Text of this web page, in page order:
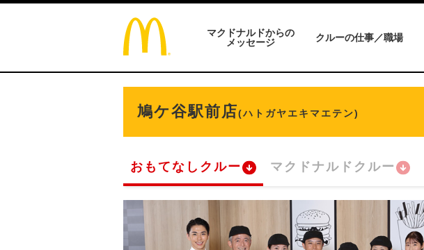
マクドナルドからの
メッセージ
クルーの仕事／職場
鳩ケ谷駅前店(ハトガヤエキマエテン)
おもてなしクルー マクドナルドクルー